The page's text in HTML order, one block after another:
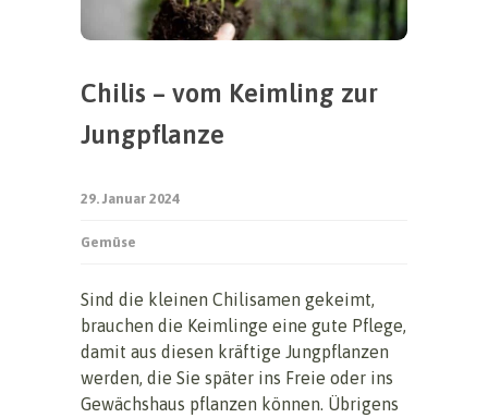
Chilis – vom Keimling zur
Jungpflanze
29. Januar 2024
Gemüse
Sind die kleinen Chilisamen gekeimt,
brauchen die Keimlinge eine gute Pflege,
damit aus diesen kräftige Jungpflanzen
werden, die Sie später ins Freie oder ins
Gewächshaus pflanzen können. Übrigens